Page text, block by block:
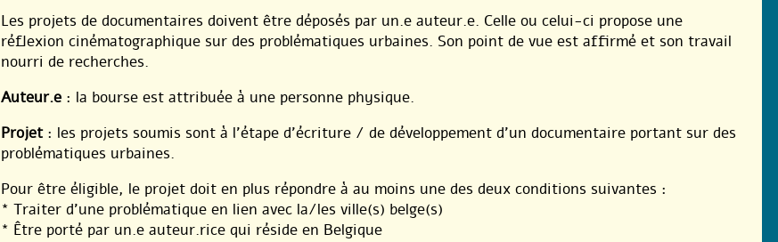
Les projets de documentaires doivent être déposés par un.e auteur.e. Celle ou celui-ci propose une
réflexion cinématographique sur des problématiques urbaines. Son point de vue est affirmé et son travail
nourri de recherches.
Auteur.e : la bourse est attribuée à une personne physique.
Projet: les projets soumis sont à l’étape d’écriture / de développement d’un documentaire portant sur des
problématiques urbaines.
Pour être éligible, le projet doit en plus répondre à au moins une des deux conditions suivantes :
* Traiter d’une problématique en lien avec la/les ville(s) belge(s)
* Être porté par un.e auteur.rice qui réside en Belgique